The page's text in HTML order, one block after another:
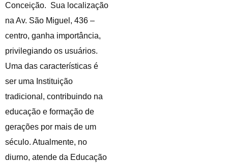
Conceição. Sua localização
na Av. São Miguel, 436 –
centro, ganha importância,
privilegiando os usuários.
Uma das características é
ser uma Instituição
tradicional, contribuindo na
educação e formação de
gerações por mais de um
século. Atualmente, no
diurno, atende da Educação